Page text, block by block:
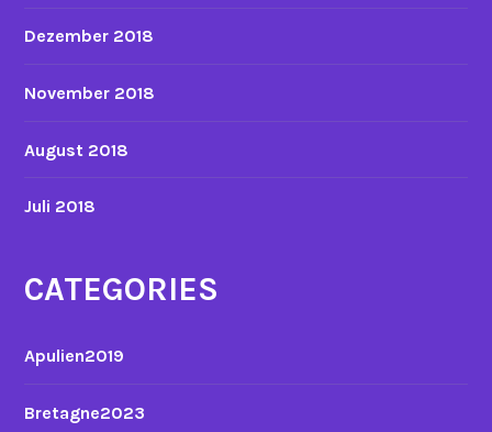
Dezember 2018
November 2018
August 2018
Juli 2018
CATEGORIES
Apulien2019
Bretagne2023